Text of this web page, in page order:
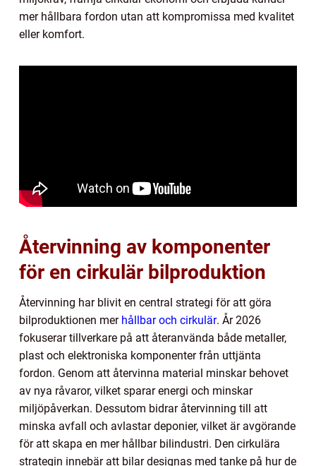
mer hållbara fordon utan att kompromissa med kvalitet
eller komfort.
Återvinning av komponenter
för en cirkulär bilproduktion
Återvinning har blivit en central strategi för att göra
bilproduktionen mer hållbar och cirkulär. År 2026
fokuserar tillverkare på att återanvända både metaller,
plast och elektroniska komponenter från uttjänta
fordon. Genom att återvinna material minskar behovet
av nya råvaror, vilket sparar energi och minskar
miljöpåverkan. Dessutom bidrar återvinning till att
minska avfall och avlastar deponier, vilket är avgörande
för att skapa en mer hållbar bilindustri. Den cirkulära
strategin innebär att bilar designas med tanke på hur de